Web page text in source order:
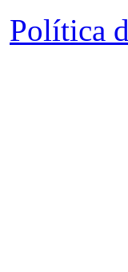
Política